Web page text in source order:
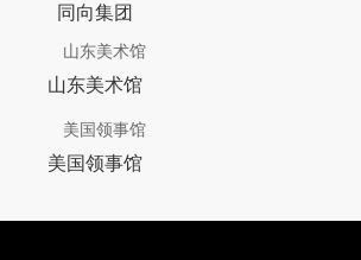
同向集团
山东美术馆
美国领事馆